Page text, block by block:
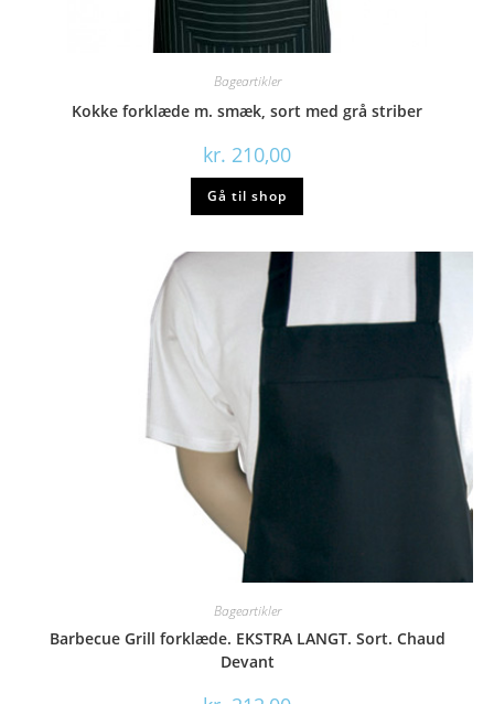
Bageartikler
Kokke forklæde m. smæk, sort med grå striber
kr. 210,00
Gå til shop
Bageartikler
Barbecue Grill forklæde. EKSTRA LANGT. Sort. Chaud
Devant